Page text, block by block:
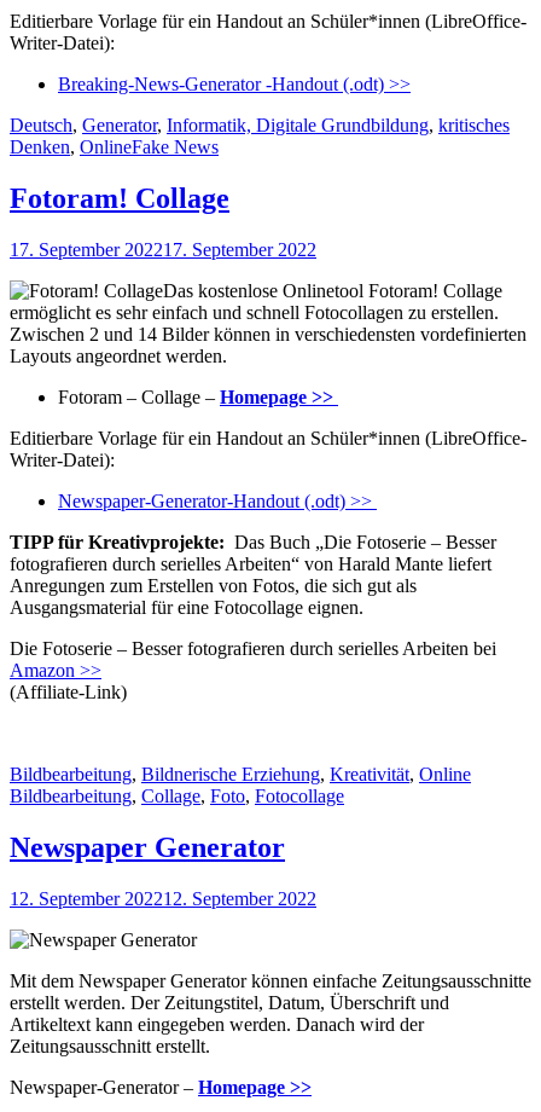
Editierbare Vorlage für ein Handout an Schüler*innen (LibreOffice-
Writer-Datei):
Breaking-News-Generator -Handout (.odt) >>
Kategorien
Deutsch, Generator, Informatik, Digitale Grundbildung, kritisches
Denken, OnlineSchlagworte
Fake News
Fotoram! Collage
Veröffentlicht
17. September 202217. September 2022
Das kostenlose Onlinetool Fotoram! Collage
ermöglicht es sehr einfach und schnell Fotocollagen zu erstellen.
Zwischen 2 und 14 Bilder können in verschiedensten vordefinierten
Layouts angeordnet werden.
Fotoram – Collage – Homepage >>
Editierbare Vorlage für ein Handout an Schüler*innen (LibreOffice-
Writer-Datei):
Newspaper-Generator-Handout (.odt) >>
TIPP für Kreativprojekte: Das Buch „Die Fotoserie – Besser
fotografieren durch serielles Arbeiten“ von Harald Mante liefert
Anregungen zum Erstellen von Fotos, die sich gut als
Ausgangsmaterial für eine Fotocollage eignen.
Die Fotoserie – Besser fotografieren durch serielles Arbeiten bei
Amazon >>
(Affiliate-Link)
Kategorien
Bildbearbeitung, Bildnerische Erziehung, Kreativität, Online
Bildbearbeitung, Collage, Foto, Fotocollage
Newspaper Generator
Veröffentlicht
12. September 202212. September 2022
Mit dem Newspaper Generator können einfache Zeitungsausschnitte
erstellt werden. Der Zeitungstitel, Datum, Überschrift und
Artikeltext kann eingegeben werden. Danach wird der
Zeitungsausschnitt erstellt.
Newspaper-Generator – Homepage >>